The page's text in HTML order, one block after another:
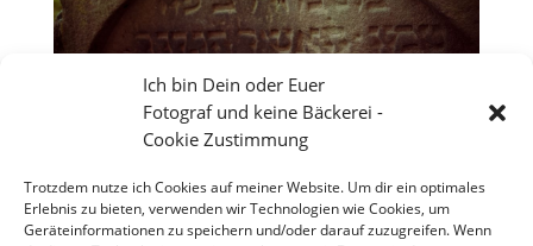
Ich bin Dein oder Euer
Fotograf und keine Bäckerei -
Cookie Zustimmung
Trotzdem nutze ich Cookies auf meiner Website. Um dir ein optimales
Erlebnis zu bieten, verwenden wir Technologien wie Cookies, um
Geräteinformationen zu speichern und/oder darauf zuzugreifen. Wenn